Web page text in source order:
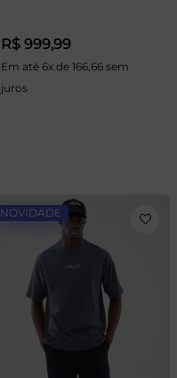
R$ 999,99
Em até 6x de 166,66 sem
juros
NOVIDADE